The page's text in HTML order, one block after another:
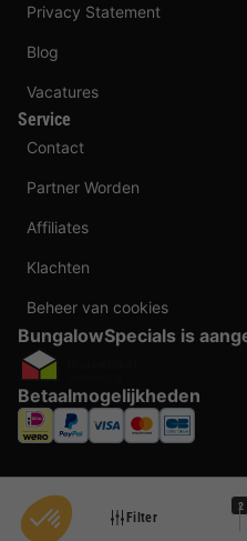
Filter
2
Privacy Statement
Blog
Vacatures
Service
Contact
Partner Worden
Affiliates
Klachten
Beheer van cookies
BungalowSpecials is
Betaalmogelijkheden